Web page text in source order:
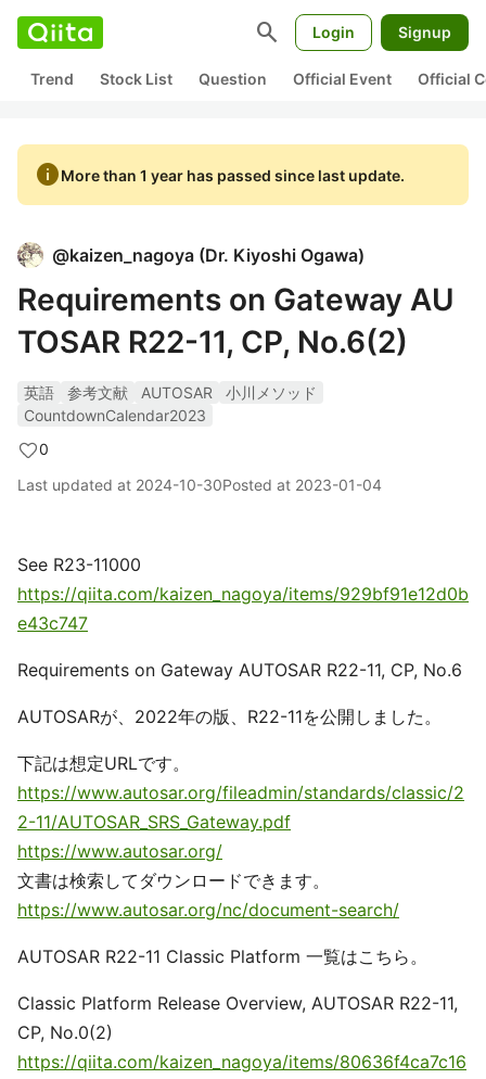
search Login Signup
Trend Stock List Question Official Event Official
infoMore than 1 year has passed since last update.
@kaizen_nagoya (Dr. Kiyoshi Ogawa)
Requirements on Gateway AU
TOSAR R22-11, CP, No.6(2)
英語 参考文献 AUTOSAR
小川メソッド
CountdownCalendar2023
0
Last updated at 2024-10-30Posted at 2023-01-04
See R23-11000
https://qiita.com/kaizen_nagoya/items/929bf91e12d0b
e43c747
Requirements on Gateway AUTOSAR R22-11, CP, No.6
AUTOSARが、2022年の版、R22-11を公開しました。
下記は想定URLです。
https://www.autosar.org/fileadmin/standards/classic/2
2-11/AUTOSAR_SRS_Gateway.pdf
https://www.autosar.org/
文書は検索してダウンロードできます。
https://www.autosar.org/nc/document-search/
AUTOSAR R22-11 Classic Platform 一覧はこちら。
Classic Platform Release Overview, AUTOSAR R22-11,
CP, No.0(2)
https://qiita.com/kaizen_nagoya/items/80636f4ca7c16